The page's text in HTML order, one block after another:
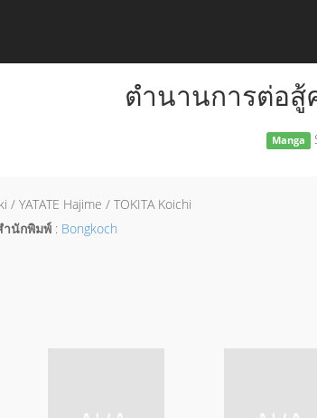
ตำนานการต่อ
Manga
/ YATATE Hajime / TOKITA Koichi
ำนักพิมพ์ : Bongkoch